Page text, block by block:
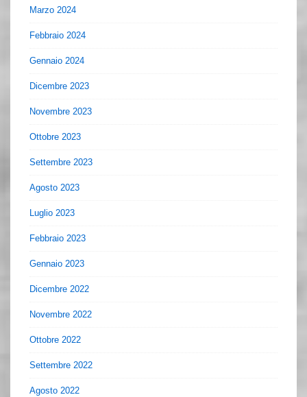
Marzo 2024
Febbraio 2024
Gennaio 2024
Dicembre 2023
Novembre 2023
Ottobre 2023
Settembre 2023
Agosto 2023
Luglio 2023
Febbraio 2023
Gennaio 2023
Dicembre 2022
Novembre 2022
Ottobre 2022
Settembre 2022
Agosto 2022